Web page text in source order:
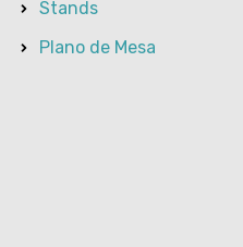
Stands
Plano de Mesa